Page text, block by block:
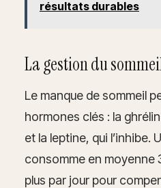
résultats durables
La gestion du
Le manque de sommeil
hormones clés : la
et la leptine, qui l’inhibe.
consomme en moyenne
plus par jour pour